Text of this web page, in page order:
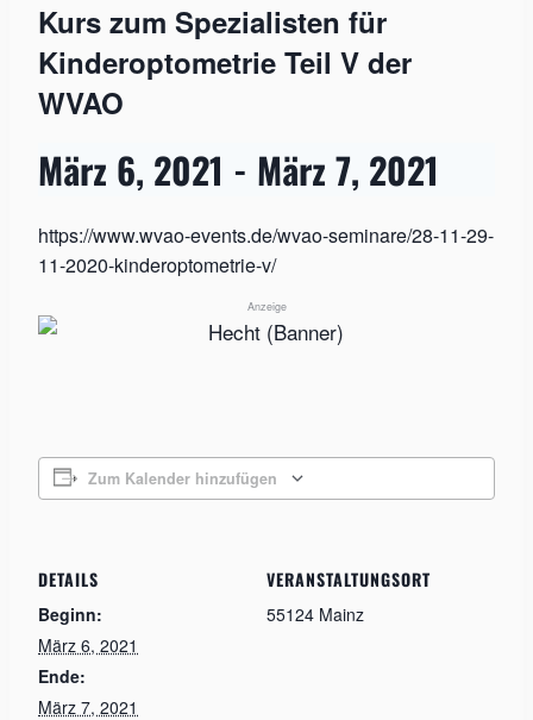
Kurs zum Spezialisten für
Kinderoptometrie Teil V der
WVAO
März 6, 2021 - März 7, 2021
https://www.wvao-events.de/wvao-seminare/28-11-29-
11-2020-kinderoptometrie-v/
Anzeige
Zum Kalender hinzufügen
DETAILS
Beginn:
März 6, 2021
Ende:
März 7, 2021
VERANSTALTUNGSORT
55124 Mainz